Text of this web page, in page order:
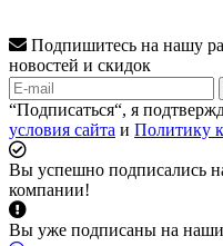
Подпишитесь на нашу
новостей и скидок
“Подписаться“, я
условия сайта и Политику
Вы успешно подписались
компании!
Вы уже подписаны на